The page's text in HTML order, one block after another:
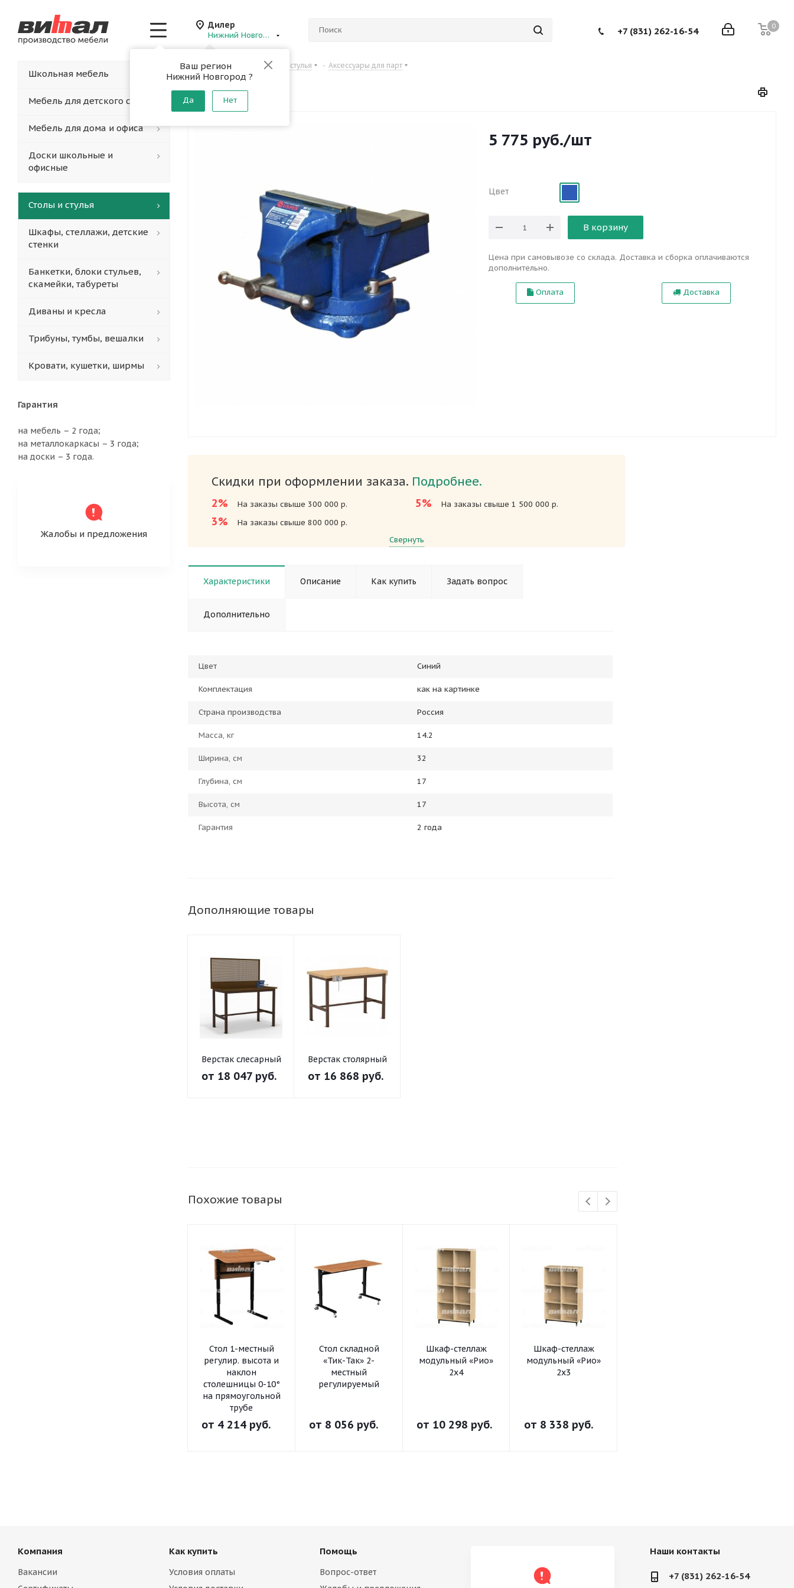
Дилер
Нижний Новгород
Ваш регион
Нижний Новгород ?
Да Нет
0
+7 (831) 262-16-54
Главная - Каталог Столы и стулья - Аксессуары для парт
Тиски
5 775 руб./шт
Цвет
В корзину
Цена при самовывозе со склада. Доставка и сборка оплачиваются
дополнительно.
Оплата Доставка
Скидки при оформлении заказа. Подробнее.
2% На заказы свыше 300 000 р.
3% На заказы свыше 800 000 р.
5% На заказы свыше 1 500 000 р.
Свернуть
Характеристики Описание Как купить Задать вопрос
Дополнительно
Цвет Синий
Комплектация как на картинке
Страна производства Россия
Масса, кг 14.2
Ширина, см 32
Глубина, см 17
Высота, см 17
Гарантия 2 года
Дополняющие товары
Верстак слесарный
от 18 047 руб.
Верстак столярный
от 16 868 руб.
Похожие товары
Стол 1-местный
регулир. высота и
наклон
столешницы 0-10°
на прямоугольной
трубе
от 4 214 руб.
Стол складной
«Тик-Так» 2-
местный
регулируемый
от 8 056 руб.
Шкаф-стеллаж
модульный «Рио»
2х4
от 10 298 руб.
Шкаф-стеллаж
модульный «Рио»
2х3
от 8 338 руб.
Школьная мебель
Мебель для детского сада
Мебель для дома и офиса
Доски школьные и
офисные
Столы и стулья
Шкафы, стеллажи, детские
стенки
Банкетки, блоки стульев,
скамейки, табуреты
Диваны и кресла
Трибуны, тумбы, вешалки
Кровати, кушетки, ширмы
Гарантия
на мебель – 2 года;
на металлокаркасы – 3 года;
на доски – 3 года.
Жалобы и предложения
Компания
Вакансии
Как купить
Условия оплаты
Помощь
Вопрос-ответ
Наши контакты
+7 (831) 262-16-54